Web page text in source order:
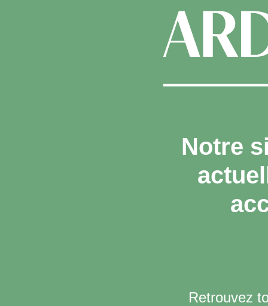
Notre
Retrouvez